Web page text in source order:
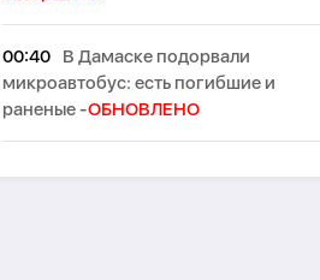
00:40
В Дамаске подорвали
микроавтобус: есть погибшие и
раненые -ОБНОВЛЕНО
00:29 Два взрыва произошли на